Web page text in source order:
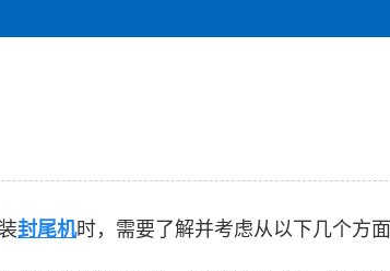
封尾机时，需要了解并考虑从以下几个方面